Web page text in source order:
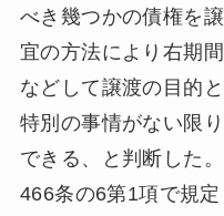
べき幾つかの債権を
宜の方法により右期
などして譲渡の目的
特別の事情がない限
できる、と判断した
466条の6第1項で規